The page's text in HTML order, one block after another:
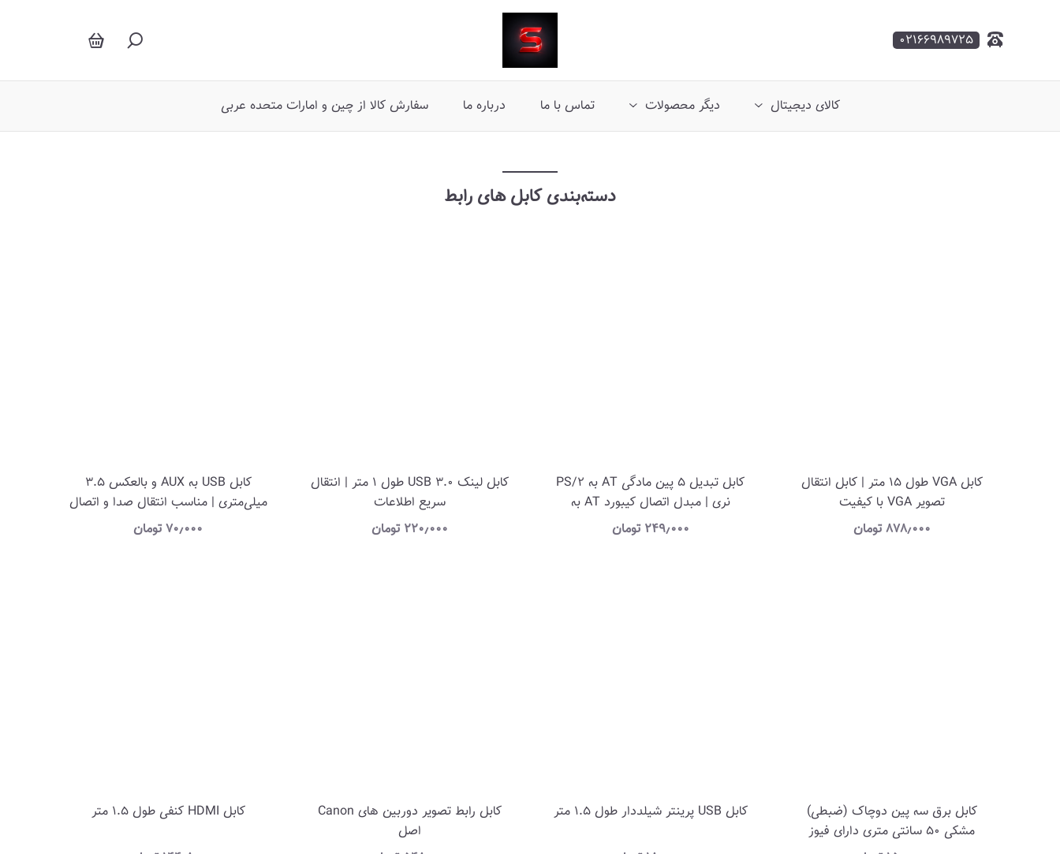
۰۲۱۶۶۹۸۹۷۲۵
کالای دیجیتال دیگر محصولات تماس با ما درباره ما سفارش کالا از چین و امارات متحده عربی
دسته‌بندی کابل های رابط
کابل VGA طول 15 متر | کابل انتقال
تصویر VGA با کیفیت
۸۷۸٫۰۰۰ تومان
کابل تبدیل 5 پین مادگی AT به PS/2
نری | مبدل اتصال کیبورد AT به
PS(کارکرده)
۲۴۹٫۰۰۰ تومان
کابل لینک USB 3.0 طول 1 متر | انتقال
سریع اطلاعات
۲۲۰٫۰۰۰ تومان
کابل USB به AUX و بالعکس 3.5
میلی‌متری | مناسب انتقال صدا و اتصال
دستگاه‌های صوتی
۷۰٫۰۰۰ تومان
کابل برق سه پین دوچاک (ضبطی)
مشکی 50 سانتی متری دارای فیوز
كابل USB پرينتر شيلددار طول 1.5 متر
کابل رابط تصویر دوربین های Canon
اصل
کابل HDMI کنفی طول 1.5 متر